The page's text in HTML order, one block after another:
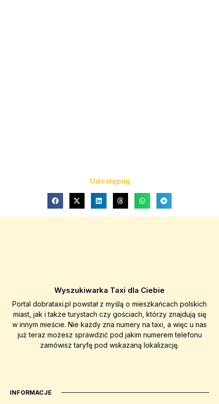
Udostępnij
Wyszukiwarka Taxi dla Ciebie
Portal dobrataxi.pl powstał z myślą o mieszkańcach polskich
miast, jak i także turystach czy gościach, którzy znajdują się
w innym mieście. Nie każdy zna numery na taxi, a więc u nas
już teraz możesz sprawdzić pod jakim numerem telefonu
zamówisz taryfę pod wskazaną lokalizację.
INFORMACJE